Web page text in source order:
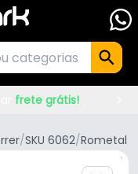
frete grátis!
/SKU 6062/Rometal